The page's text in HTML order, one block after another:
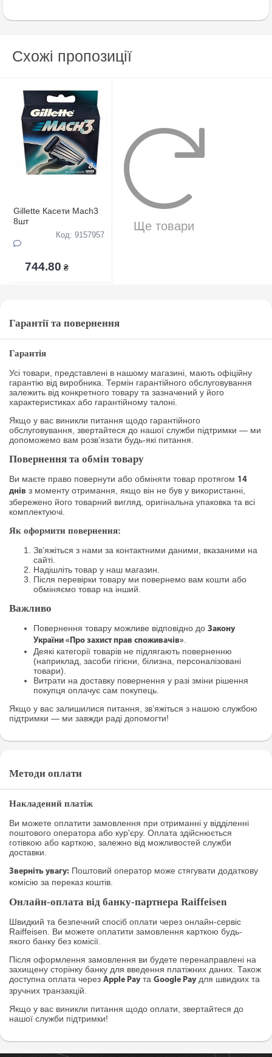
Схожі пропозиції
Gillette Касети Mach3
8шт
Код: 9157957
744.80 ₴
Ще товари
Гарантії та повернення
Гарантія
Усі товари, представлені в нашому магазині, мають офіційну
гарантію від виробника. Термін гарантійного обслуговування
залежить від конкретного товару та зазначений у його
характеристиках або гарантійному талоні.
Якщо у вас виникли питання щодо гарантійного
обслуговування, звертайтеся до нашої служби підтримки — ми
допоможемо вам розв’язати будь-які питання.
Повернення та обмін товару
Ви маєте право повернути або обміняти товар протягом 14
днів з моменту отримання, якщо він не був у використанні,
збережено його товарний вигляд, оригінальна упаковка та всі
комплектуючі.
Як оформити повернення:
Зв’яжіться з нами за контактними даними, вказаними на
сайті.
Надішліть товар у наш магазин.
Після перевірки товару ми повернемо вам кошти або
обміняємо товар на інший.
Важливо
Повернення товару можливе відповідно до Закону
України «Про захист прав споживачів».
Деякі категорії товарів не підлягають поверненню
(наприклад, засоби гігієни, білизна, персоналізовані
товари).
Витрати на доставку повернення у разі зміни рішення
покупця оплачує сам покупець.
Якщо у вас залишилися питання, зв’яжіться з нашою службою
підтримки — ми завжди раді допомогти!
Методи оплати
Накладений платіж
Ви можете оплатити замовлення при отриманні у відділенні
поштового оператора або кур'єру. Оплата здійснюється
готівкою або карткою, залежно від можливостей служби
доставки.
Зверніть увагу: Поштовий оператор може стягувати додаткову
комісію за переказ коштів.
Онлайн-оплата від банку-партнера Raiffeisen
Швидкий та безпечний спосіб оплати через онлайн-сервіс
Raiffeisen. Ви можете оплатити замовлення карткою будь-
якого банку без комісії.
Після оформлення замовлення ви будете перенаправлені на
захищену сторінку банку для введення платіжних даних. Також
доступна оплата через Apple Pay та Google Pay для швидких та
зручних транзакцій.
Якщо у вас виникли питання щодо оплати, звертайтеся до
нашої служби підтримки!